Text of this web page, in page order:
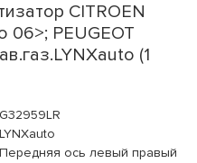
CITROEN
06>; PEUGEOT
(1
G32959LR
LYNXauto
Передняя ось левый правый